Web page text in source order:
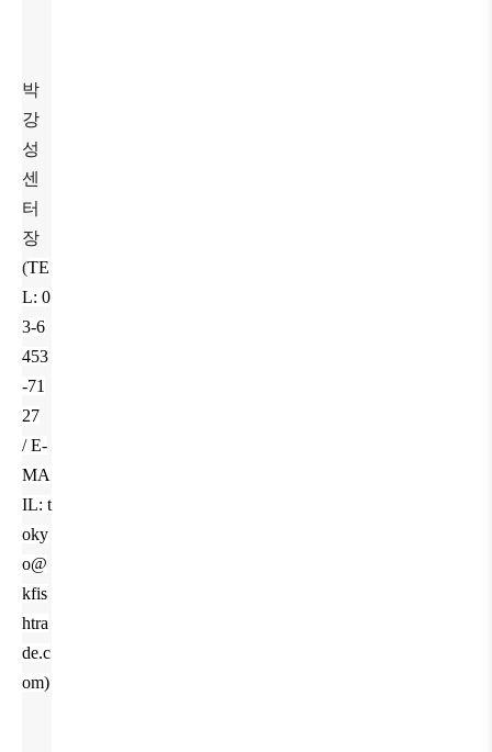
박
강
성
센
터
장
(TE
L: 0
3-6
453
-71
27
/E-
MA
IL: t
oky
o@
kfis
htra
de.c
om)